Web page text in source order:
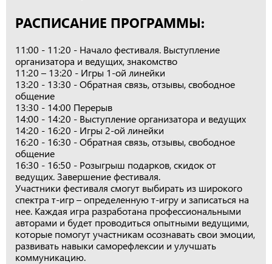
РАСПИСАНИЕ ПРОГРАММЫ:
11:00 - 11:20 - Начало фестиваля. Выступление
организатора и ведущих, знакомство
11:20 – 13:20 - Игры 1-ой линейки
13:20 - 13:30 - Обратная связь, отзывы, свободное
общение
13:30 - 14:00 Перерыв
14:00 - 14:20 - Выступление организатора и ведущих
14:20 - 16:20 - Игры 2-ой линейки
16:20 - 16:30 - Обратная связь, отзывы, свободное
общение
16:30 - 16:50 - Розыгрыш подарков, скидок от
ведущих. Завершение фестиваля.
Участники фестиваля смогут выбирать из широкого
спектра т-игр – определенную т-игру и записаться на
нее. Каждая игра разработана профессиональными
авторами и будет проводиться опытными ведущими,
которые помогут участникам осознавать свои эмоции,
развивать навыки саморефлексии и улучшать
коммуникацию.